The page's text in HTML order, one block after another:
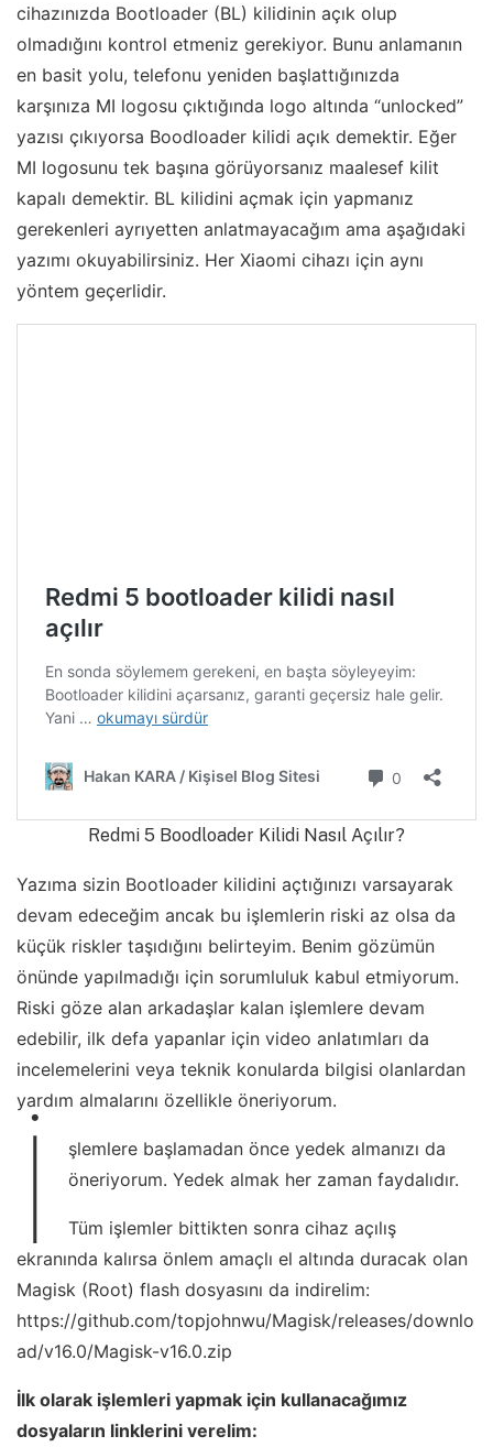
cihazınızda Bootloader (BL) kilidinin açık olup
olmadığını kontrol etmeniz gerekiyor. Bunu anlamanın
en basit yolu, telefonu yeniden başlattığınızda
karşınıza MI logosu çıktığında logo altında “unlocked”
yazısı çıkıyorsa Boodloader kilidi açık demektir. Eğer
MI logosunu tek başına görüyorsanız maalesef kilit
kapalı demektir. BL kilidini açmak için yapmanız
gerekenleri ayrıyetten anlatmayacağım ama aşağıdaki
yazımı okuyabilirsiniz. Her Xiaomi cihazı için aynı
yöntem geçerlidir.
Redmi 5 Boodloader Kilidi Nasıl Açılır?
Yazıma sizin Bootloader kilidini açtığınızı varsayarak
devam edeceğim ancak bu işlemlerin riski az olsa da
küçük riskler taşıdığını belirteyim. Benim gözümün
önünde yapılmadığı için sorumluluk kabul etmiyorum.
Riski göze alan arkadaşlar kalan işlemlere devam
edebilir, ilk defa yapanlar için video anlatımları da
incelemelerini veya teknik konularda bilgisi olanlardan
yardım almalarını özellikle öneriyorum.
İ
şlemlere başlamadan önce yedek almanızı da
öneriyorum. Yedek almak her zaman faydalıdır.
Tüm işlemler bittikten sonra cihaz açılış
ekranında kalırsa önlem amaçlı el altında duracak olan
Magisk (Root) flash dosyasını da indirelim:
https://github.com/topjohnwu/Magisk/releases/downlo
ad/v16.0/Magisk-v16.0.zip
İlk olarak işlemleri yapmak için kullanacağımız
dosyaların linklerini verelim: